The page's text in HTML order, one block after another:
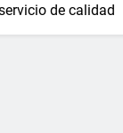
de calidad